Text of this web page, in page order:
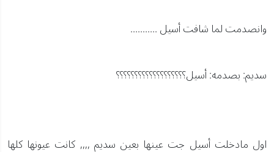
وانصدمت لما شافت أسيل ...........
سديم: بصدمه: أسيل؟؟؟؟؟؟؟؟؟؟؟؟؟؟؟؟؟؟؟
اول مادخلت أسيل جت عينها بعين سديم ,,,, كانت عيونها كلها